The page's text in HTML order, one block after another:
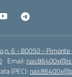
6 - 80050 - Pimonte
Email:
(PEC):